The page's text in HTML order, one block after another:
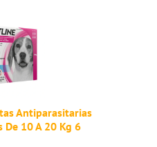
Antiparasitarias
De 10 A 20 Kg 6